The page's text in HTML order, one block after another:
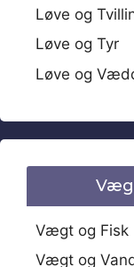
Løve og
Løve og Tyr
Løve og
Vægt og Fisk
Vægt og